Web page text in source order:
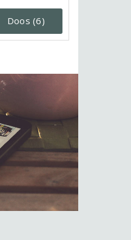
Doos (6)